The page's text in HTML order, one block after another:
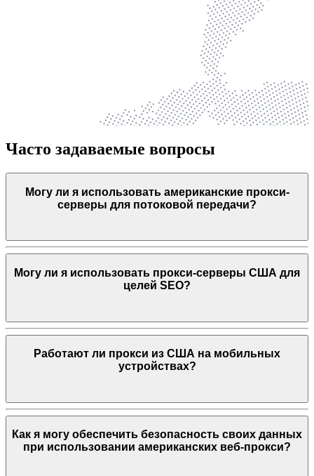
Часто задаваемые вопросы
Могу ли я использовать американские прокси-
серверы для потоковой передачи?
Могу ли я использовать прокси-серверы США для
целей SEO?
Работают ли прокси из США на мобильных
устройствах?
Как я могу обеспечить безопасность своих данных
при использовании американских веб-прокси?